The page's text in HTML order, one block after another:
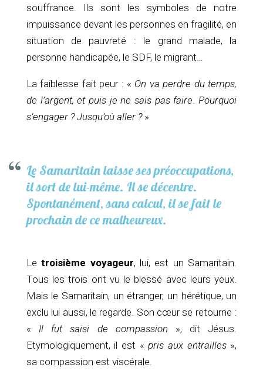
souffrance. Ils sont les symboles de notre
impuissance devant les personnes en fragilité, en
situation de pauvreté : le grand malade, la
personne handicapée, le SDF, le migrant…
La faiblesse fait peur : « On va perdre du temps,
de l’argent, et puis je ne sais pas faire.Pourquoi
s’engager ? Jusqu’où aller ?»
Le Samaritain laisse ses préoccupations,
il sort de lui-même. Il se décentre.
Spontanément, sans calcul, il se fait le
prochain de ce malheureux.
Letroisième voyageur, lui, est un Samaritain.
Tous les trois ont vu le blessé avec leurs yeux.
Mais le Samaritain, un étranger, un hérétique, un
exclu lui aussi, le regarde. Son cœur se retourne :
« Il fut saisi de compassion », dit Jésus.
Etymologiquement, il est «pris aux entrailles»,
sa compassion est viscérale.